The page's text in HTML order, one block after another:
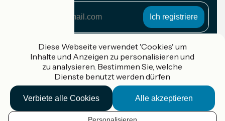
Adresse
Gefördert im Rahmen von Destination France
Accueil Vélo Pro
Kontakt
Diese Webseite verwendet 'Cookies' um
Inhalte und Anzeigen zu personalisieren und
zu analysieren. Bestimmen Sie, welche
Dienste benutzt werden dürfen
Alle akzeptieren
Verbiete alle Cookies